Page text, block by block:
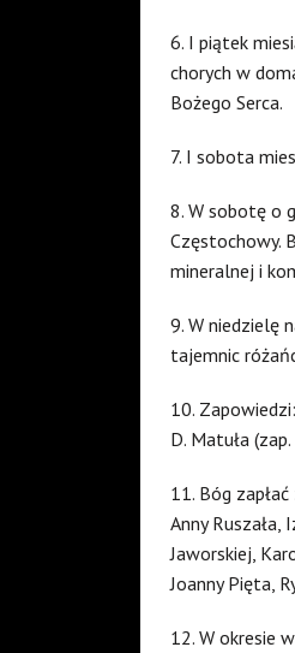
6. I piątek
chorych w
Bożego Serca.
7. I sobota
8. W sobotę o
Częstochowy.
mineralnej i
9. W niedzielę
tajemnic
10.
D. Matuła
11. Bóg
Anny
Jaworskiej,
Joanny Pięta,
12. W okresie